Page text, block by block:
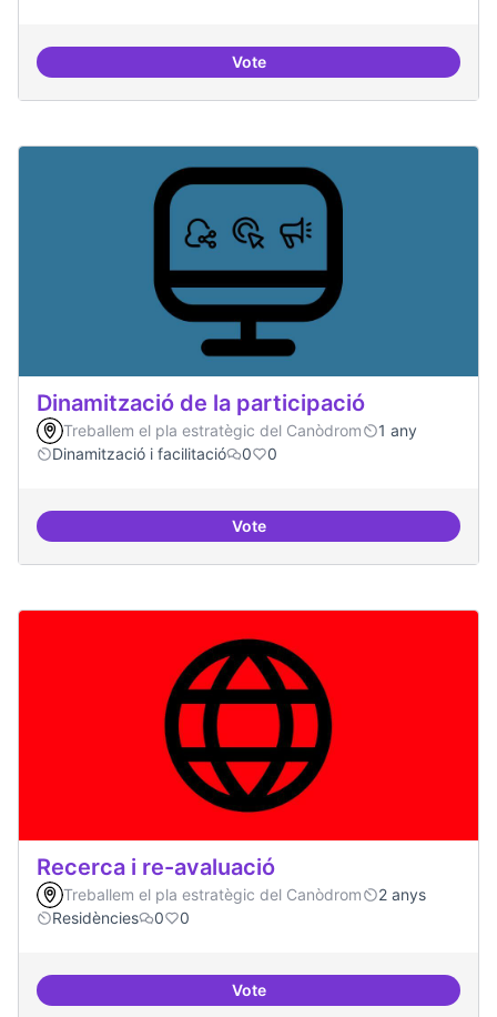
VoteEspai grades democràtiques
Dinamització de la participació
Treballem el pla estratègic del Canòdrom
1 any
Dinamització i facilitació
0 0
VoteDinamització de la participació
Recerca i re-avaluació
Treballem el pla estratègic del Canòdrom
2 anys
Residències
0 0
VoteRecerca i re-avaluació